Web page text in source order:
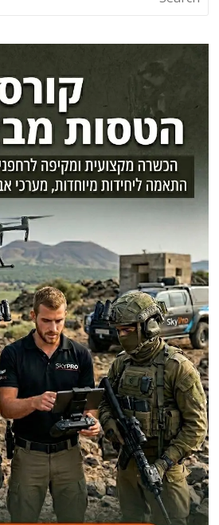
פוסטים אחרונים
היינו כחולמים!
הציר החדש באנקרה: כיצד הפכו קריסת
לבסיס להערכות על "אירוע גדול"